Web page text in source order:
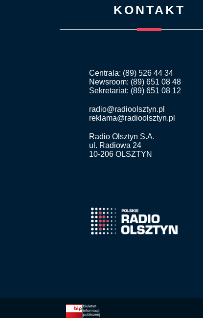
KONTAKT
Centrala: (89) 526 44 34
Newsroom: (89) 651 08 48
Sekretariat: (89) 651 08 12
radio@radioolsztyn.pl
reklama@radioolsztyn.pl
Radio Olsztyn S.A.
ul. Radiowa 24
10-206 OLSZTYN